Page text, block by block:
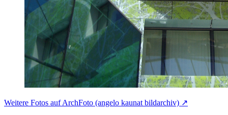
Weitere Fotos auf ArchFoto (angelo kaunat bildarchiv) ↗